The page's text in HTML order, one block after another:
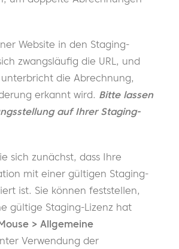
Website in den Staging-
zwangsläufig die URL, und
unterbricht die Abrechnung,
erkannt wird. Bitte lassen
auf Ihrer Staging-
sich zunächst, dass Ihre
mit einer gültigen Staging-
ist. Sie können feststellen,
gültige Staging-Lizenz hat
> Allgemeine
Verwendung der